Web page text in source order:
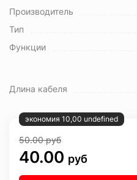
Производитель
Тип
Функции
Длина кабеля
экономия 10,00 undefined
50.00руб
40.00 руб